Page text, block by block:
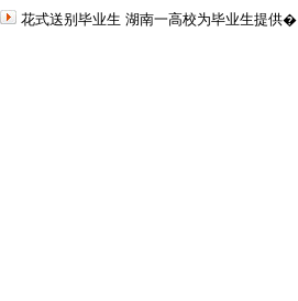
花式送别毕业生 湖南一高校为毕业生提供�